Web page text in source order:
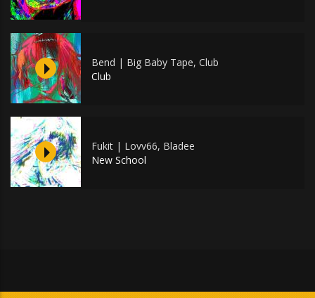
Bend | Big Baby Tape, Club
Club
Fukit | Lovv66, Bladee
New School